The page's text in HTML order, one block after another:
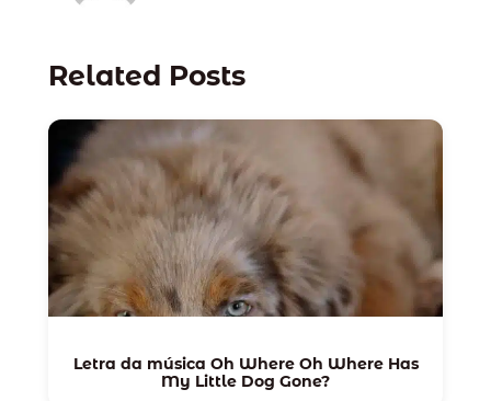
Related Posts
Letra da música Oh Where Oh Where Has
My Little Dog Gone?